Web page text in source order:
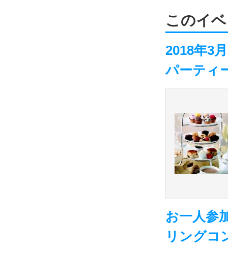
このイ
2018年3
パーティ
お一人参
リングコ